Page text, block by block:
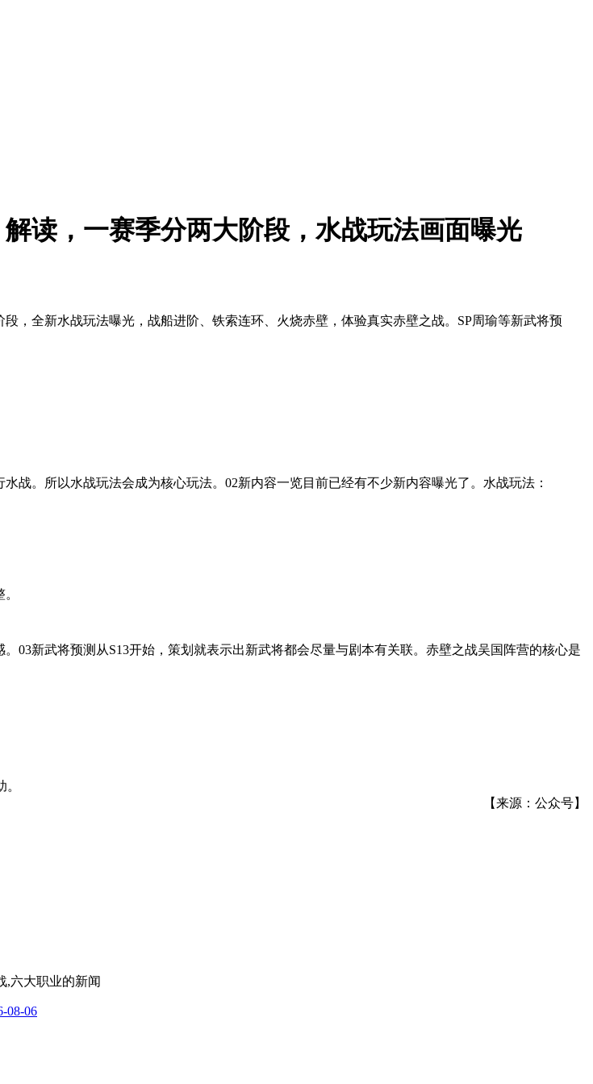
读，一赛季分两大阶段，水战玩法画面曝光
，全新水战玩法曝光，战船进阶、铁索连环、火烧赤壁，体验真实赤壁之战。SP周瑜等新武将预
战。所以水战玩法会成为核心玩法。02新内容一览目前已经有不少新内容曝光了。水战玩法：
03新武将预测从S13开始，策划就表示出新武将都会尽量与剧本有关联。赤壁之战吴国阵营的核心是
。
【来源：公众号】
,六大职业的新闻
08-06